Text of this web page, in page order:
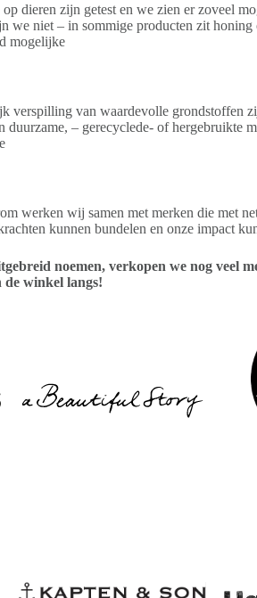
dieren zijn getest en we zien er zoveel
we niet – in sommige producten zit
mogelijke
verspilling van waardevolle grondstoffen
– gerecyclede- of hergebruikte
werken wij samen met merken die met
kunnen bundelen en onze impact
noemen, verkopen we nog veel
de winkel langs!